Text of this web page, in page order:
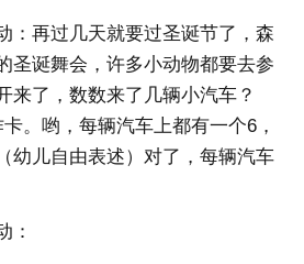
：再过几天就要过圣诞节了，森
圣诞舞会，许多小动物都要去参
来了，数数来了几辆小汽车？
。哟，每辆汽车上都有一个6，
幼儿自由表述）对了，每辆汽车
：